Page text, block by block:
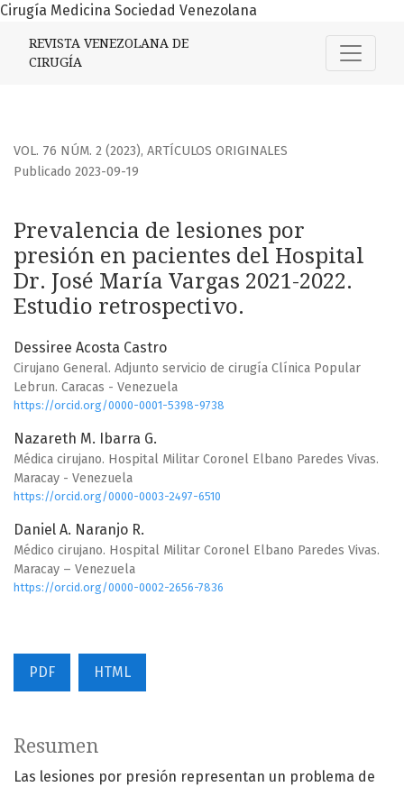
Cirugía Medicina Sociedad Venezolana
Prevalencia de lesiones por presión en pacientes del
REVISTA VENEZOLANA DE
CIRUGÍA
VOL. 76 NÚM. 2 (2023), ARTÍCULOS ORIGINALES
Prevalencia de lesiones por
presión en pacientes del Hospital
Dr. José María Vargas 2021-2022.
Estudio retrospectivo.
Publicado 2023-09-19
Dessiree Acosta Castro
Cirujano General. Adjunto servicio de cirugía Clínica Popular
Lebrun. Caracas - Venezuela
https://orcid.org/0000-0001-5398-9738
Nazareth M. Ibarra G.
Médica cirujano. Hospital Militar Coronel Elbano Paredes Vivas.
Maracay - Venezuela
https://orcid.org/0000-0003-2497-6510
Daniel A. Naranjo R.
Médico cirujano. Hospital Militar Coronel Elbano Paredes Vivas.
Maracay – Venezuela
https://orcid.org/0000-0002-2656-7836
PDF HTML
Resumen
Las lesiones por presión representan un problema de